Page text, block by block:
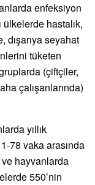
enfeksiyon
ülkelerde hastalık,
dışarıya seyahat
tüketen
(çiftçiler,
çalışanlarında)
yıllık
78 vaka arasında
ve hayvanlarda
550’nin